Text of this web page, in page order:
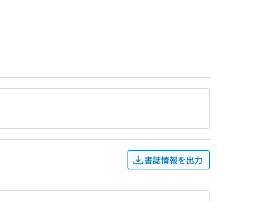
書誌情報を出力